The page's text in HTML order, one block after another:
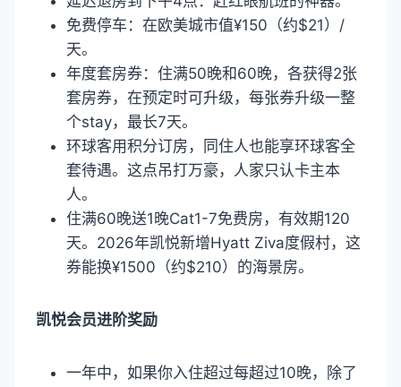
免费停车：在欧美城市值¥150（约$21）/
天。
年度套房券：住满50晚和60晚，各获得2张
套房券，在预定时可升级，每张券升级一整
个stay，最长7天。
环球客用积分订房，同住人也能享环球客全
套待遇。这点吊打万豪，人家只认卡主本
人。
住满60晚送1晚Cat1-7免费房，有效期120
天。2026年凯悦新增Hyatt Ziva度假村，这
券能换¥1500（约$210）的海景房。
凯悦会员进阶奖励
一年中，如果你入住超过每超过10晚，除了